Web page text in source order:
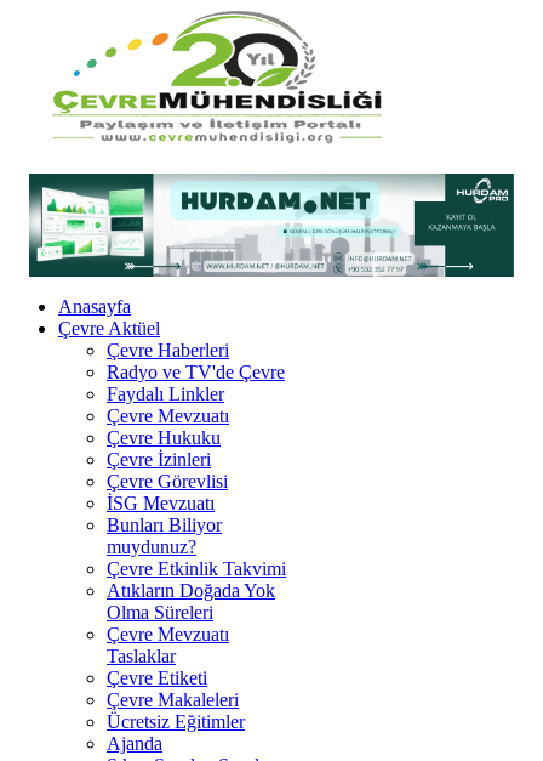
Anasayfa
Çevre Aktüel
Çevre Haberleri
Radyo ve TV'de Çevre
Faydalı Linkler
Çevre Mevzuatı
Çevre Hukuku
Çevre İzinleri
Çevre Görevlisi
İSG Mevzuatı
Bunları Biliyor
muydunuz?
Çevre Etkinlik Takvimi
Atıkların Doğada Yok
Olma Süreleri
Çevre Mevzuatı
Taslaklar
Çevre Etiketi
Çevre Makaleleri
Ücretsiz Eğitimler
Ajanda